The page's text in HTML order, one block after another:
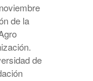
de la
de